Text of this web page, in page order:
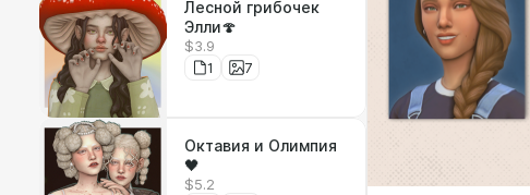
Лесной грибочек
Элли🍄
$3.9
1
7
Октавия и Олимпия
🖤
$5.2